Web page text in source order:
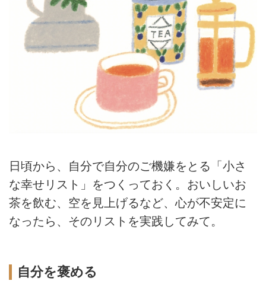
日頃から、自分で自分のご機嫌をとる「小さ
な幸せリスト」をつくっておく。おいしいお
茶を飲む、空を見上げるなど、心が不安定に
なったら、そのリストを実践してみて。
自分を褒める